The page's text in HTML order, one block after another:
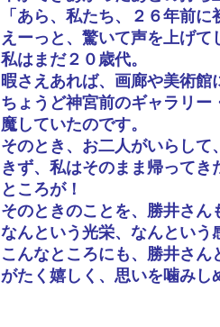
「あら、私たち、２６年前
えーっと、驚いて声を上げて
私はまだ２０歳代。
暇さえあれば、画廊や美術
ちょうど神宮前のギャラリ
魔していたのです。
そのとき、お二人がいらし
きず、私はそのまま帰ってき
ところが！
そのときのことを、勝井さ
なんという光栄、なんという
こんなところにも、勝井さ
がたく嬉しく、思いを噛みし